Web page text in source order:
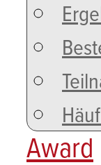
Award